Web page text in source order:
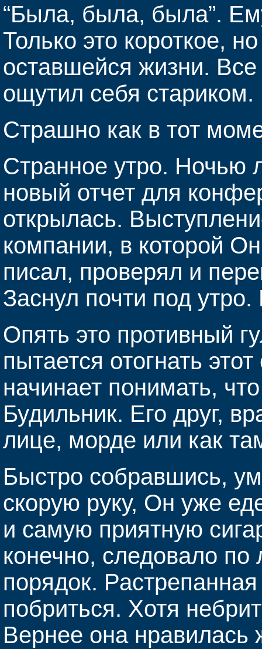
“Была, была, была”.
Только это короткое,
оставшейся жизни.
ощутил себя
Страшно как в тот
Странное утро. Ночью
новый отчет для
открылась.
компании, в которой
писал, проверял и
Заснул почти под
Опять это противный
пытается отогнать
начинает понимать,
Будильник. Его друг,
лице, морде или как
Быстро собравшись,
скорую руку, Он уже
и самую приятную
конечно, следовало
порядок.
побриться. Хотя
Вернее она